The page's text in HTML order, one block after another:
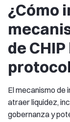
¿Cómo
de
El mecanismo de
atraer liquidez,
gobernanza y